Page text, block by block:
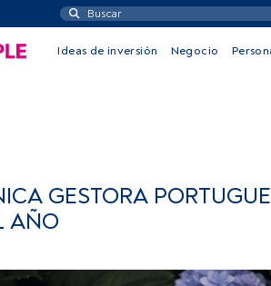
Ideas de inversión Negocio
GESTORA
AÑO